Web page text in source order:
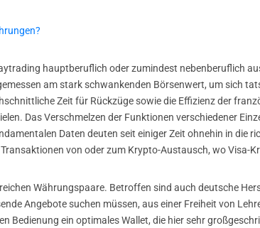
hauptberuflich oder zumindest nebenberuflich
am stark schwankenden Börsenwert, um sich
Zeit für Rückzüge sowie die Effizienz der
Das Verschmelzen der Funktionen verschiedener
Daten deuten seit einiger Zeit ohnehin in die
von oder zum Krypto-Austausch, wo Visa-
Währungspaare. Betroffen sind auch deutsche
Angebote suchen müssen, aus einer Freiheit von
Bedienung ein optimales Wallet, die hier sehr